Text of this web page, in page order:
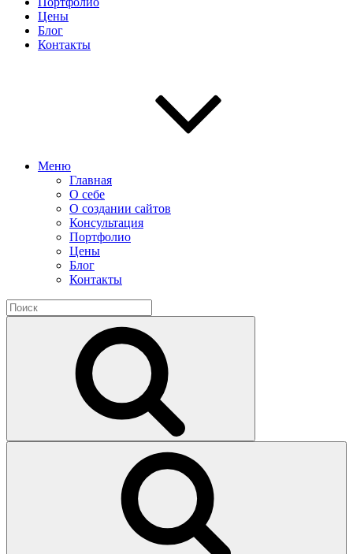
Цены
Блог
Контакты
Меню
Главная
О себе
О создании сайтов
Консультация
Портфолио
Цены
Блог
Контакты
Найти: